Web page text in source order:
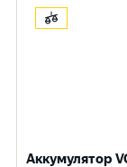
Аккумулятор